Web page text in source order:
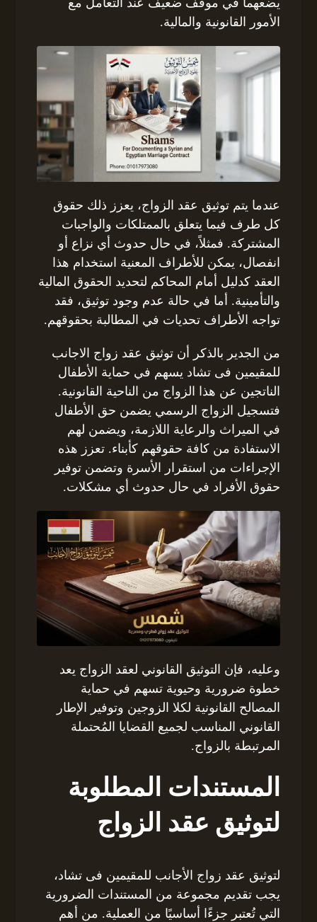
الأمور القانونية والمالية.
عندما يتم توثيق عقد الزواج، يعزز ذلك حقوق
كل طرف فيما يتعلق بالممتلكات والواجبات
المشتركة. فمثلاً، في حال حدوث أي نزاع أو
انفصال، يمكن للأطراف المعنية استخدام هذا
العقد كدليل أمام المحاكم لتحديد الحقوق المالية
والتأمينية. أما في حالة عدم وجود توثيق، فقد
تواجه الأطراف تحديات في المطالبة بحقوقهم.
من الجدير بالذكر أن توثيق عقد زواج الاجانب
للمقيمين فى تشاد يسهم في حماية الأطفال
الناتجين عن هذا الزواج من الناحية القانونية.
فتسجيل الزواج الرسمي يضمن حق الأطفال
في الميراث والرعاية اللازمة، ويضمن لهم
الاستفادة من كافة حقوقهم كأبناء. تعزز هذه
الإجراءات من استقرار الأسرة وتضمن توفير
حقوق الأفراد في حال حدوث أي مشكلات.
وعليه، فإن التوثيق القانوني لعقد الزواج يعد
خطوة ضرورية وحيوية تسهم في حماية
المصالح القانونية لكلا الزوجين وتوفير الإطار
القانوني المناسب لجميع القضايا المُحتملة
المرتبطة بالزواج.
المستندات المطلوبة
لتوثيق عقد الزواج
لتوثيق عقد زواج الأجانب للمقيمين فى تشاد،
يجب تقديم مجموعة من المستندات الضرورية
التي تُعتبر جزءًا أساسيًا من العملية. من أهم